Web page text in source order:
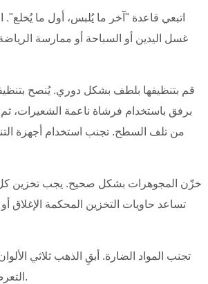
اتبعي قاعدة "آخر ما يُلبس، أول ما يُخلع".
غسل اليدين أو السباحة أو ممارسة
قم بتنظيفها بلطف بشكل دوري. يُنصح
برفق باستخدام فرشاة ناعمة الشعيرات،
من تلف السطح. تجنب استخدام أجهزة
خزّن المجوهرات بشكل صحيح. يجب تخزين
تساعد حاويات التخزين المحكمة
تجنب المواد الضارة. أبقِ الذهب ثلاثي
التعرض القصير للكلور في حمامات السباحة قد يُسبب تآكلًا يظهر على شكل بهتان خلال الأسابيع التالية.